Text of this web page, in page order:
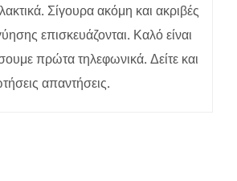
Σίγουρα ακόμη και ακριβές
επισκευάζονται. Καλό είναι
πρώτα τηλεφωνικά. Δείτε και
απαντήσεις.